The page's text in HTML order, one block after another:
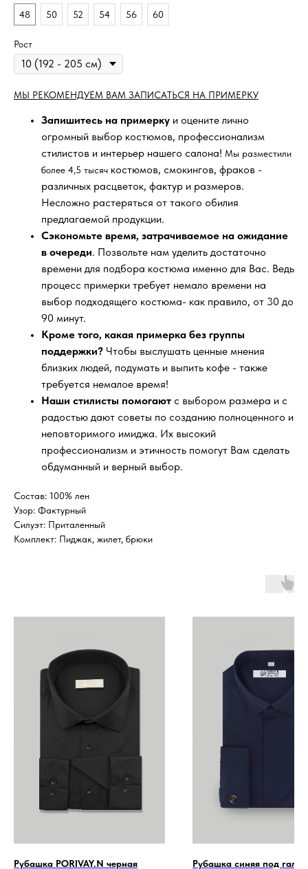
48
50 52 54 56 60
Рост
МЫ РЕКОМЕНДУЕМ ВАМ ЗАПИСАТЬСЯ НА ПРИМЕРКУ
Запишитесь на примерку и оцените лично
огромный выбор костюмов, профессионализм
стилистов и интерьер нашего салона! Мы разместили
более 4,5 тысяч костюмов, смокингов, фраков -
различных расцветок, фактур и размеров.
Несложно растеряться от такого обилия
предлагаемой продукции.
Сэкономьте время, затрачиваемое на ожидание
в очереди. Позвольте нам уделить достаточно
времени для подбора костюма именно для Вас. Ведь
процесс примерки требует немало времени на
выбор подходящего костюма- как правило, от 30 до
90 минут.
Кроме того, какая примерка без группы
поддержки? Чтобы выслушать ценные мнения
близких людей, подумать и выпить кофе - также
требуется немалое время!
Наши стилисты помогают с выбором размера и с
радостью дают советы по созданию полноценного и
неповторимого имиджа. Их высокий
профессионализм и этичность помогут Вам сделать
обдуманный и верный выбор.
Состав: 100% лен
Узор: Фактурный
Силуэт: Приталенный
Комплект: Пиджак, жилет, брюки
Рубашка PORIVAY.N черная Рубашка синяя под